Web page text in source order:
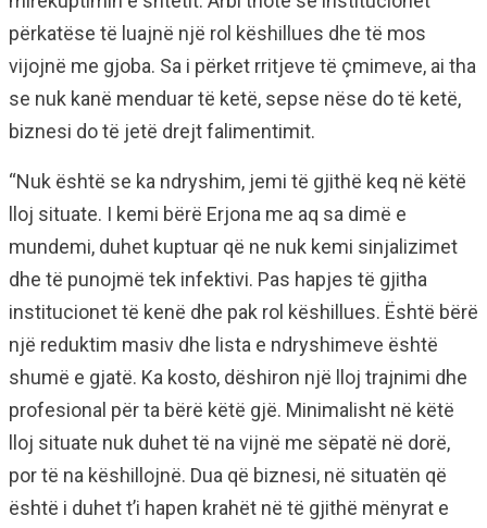
përkatëse të luajnë një rol këshillues dhe të mos
vijojnë me gjoba. Sa i përket rritjeve të çmimeve, ai tha
se nuk kanë menduar të ketë, sepse nëse do të ketë,
biznesi do të jetë drejt falimentimit.
“Nuk është se ka ndryshim, jemi të gjithë keq në këtë
lloj situate. I kemi bërë Erjona me aq sa dimë e
mundemi, duhet kuptuar që ne nuk kemi sinjalizimet
dhe të punojmë tek infektivi. Pas hapjes të gjitha
institucionet të kenë dhe pak rol këshillues. Është bërë
një reduktim masiv dhe lista e ndryshimeve është
shumë e gjatë. Ka kosto, dëshiron një lloj trajnimi dhe
profesional për ta bërë këtë gjë. Minimalisht në këtë
lloj situate nuk duhet të na vijnë me sëpatë në dorë,
por të na këshillojnë. Dua që biznesi, në situatën që
është i duhet t’i hapen krahët në të gjithë mënyrat e